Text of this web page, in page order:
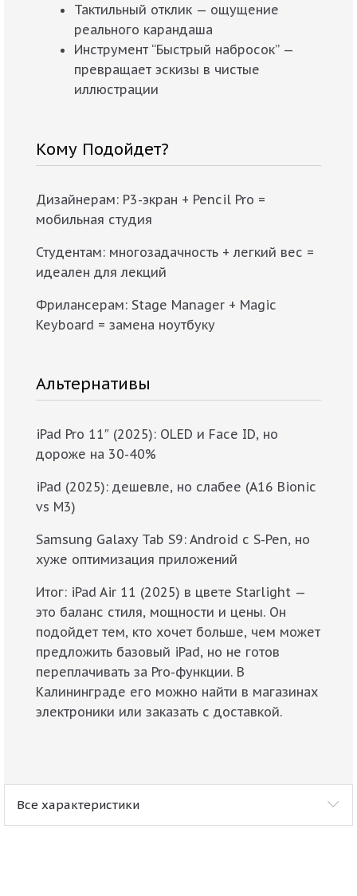
Тактильный отклик — ощущение
реального карандаша
Инструмент “Быстрый набросок” —
превращает эскизы в чистые
иллюстрации
Кому Подойдет?
Дизайнерам: P3-экран + Pencil Pro =
мобильная студия
Студентам: многозадачность + легкий вес =
идеален для лекций
Фрилансерам: Stage Manager + Magic
Keyboard = замена ноутбуку
Альтернативы
iPad Pro 11″ (2025): OLED и Face ID, но
дороже на 30-40%
iPad (2025): дешевле, но слабее (A16 Bionic
vs M3)
Samsung Galaxy Tab S9: Android с S-Pen, но
хуже оптимизация приложений
Итог: iPad Air 11 (2025) в цвете Starlight —
это баланс стиля, мощности и цены. Он
подойдет тем, кто хочет больше, чем может
предложить базовый iPad, но не готов
переплачивать за Pro-функции. В
Калининграде его можно найти в магазинах
электроники или заказать с доставкой.
Все характеристики